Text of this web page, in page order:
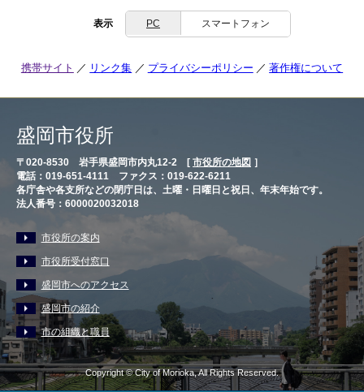
表示 PC スマートフォン
携帯サイト リンク集 プライバシーポリシー 著作権について
盛岡市役所
〒020-8530 岩手県盛岡市内丸12-2 [ 市役所の地図 ］
電話：019-651-4111 ファクス：019-622-6211
各庁舎や各支所などの閉庁日は、土曜・日曜日と祝日、年末年始です。
法人番号：6000020032018
市役所の案内
市役所受付窓口
盛岡市へのアクセス
盛岡市の紹介
市の組織と職員
Copyright © City of Morioka, All Rights Reserved.